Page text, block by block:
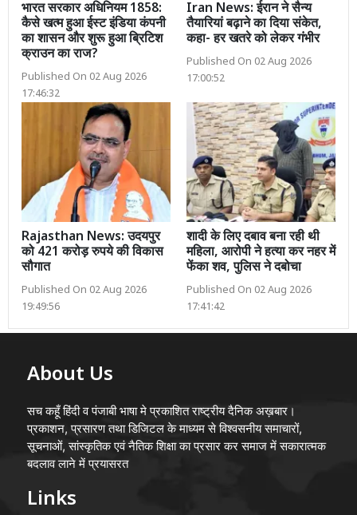
भारत सरकार अधिनियम 1858:
कैसे खत्म हुआ ईस्ट इंडिया कंपनी
का शासन और शुरू हुआ ब्रिटिश
क्राउन का राज?
Published On 02 Aug 2026
17:46:32
Iran News: ईरान ने सैन्य
तैयारियां बढ़ाने का दिया संकेत,
कहा- हर खतरे को लेकर गंभीर
Published On 02 Aug 2026
17:00:52
Rajasthan News: उदयपुर
को 421 करोड़ रुपये की विकास
सौगात
Published On 02 Aug 2026
19:49:56
शादी के लिए दबाव बना रही थी
महिला, आरोपी ने हत्या कर नहर में
फेंका शव, पुलिस ने दबोचा
Published On 02 Aug 2026
17:41:42
About Us
सच कहूँ हिंदी व पंजाबी भाषा मे प्रकाशित राष्ट्रीय दैनिक अख़बार।
प्रकाशन, प्रसारण तथा डिजिटल के माध्यम से विश्वसनीय समाचारों,
सूचनाओं, सांस्कृतिक एवं नैतिक शिक्षा का प्रसार कर समाज में सकारात्मक
बदलाव लाने में प्रयासरत
Links